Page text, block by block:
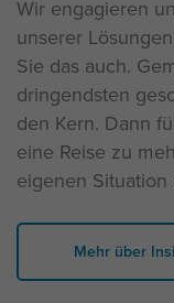
Wir engagieren
unserer
Sie das auch.
dringendsten
den Kern. Dann
eine Reise zu
eigenen Situation
Mehr über